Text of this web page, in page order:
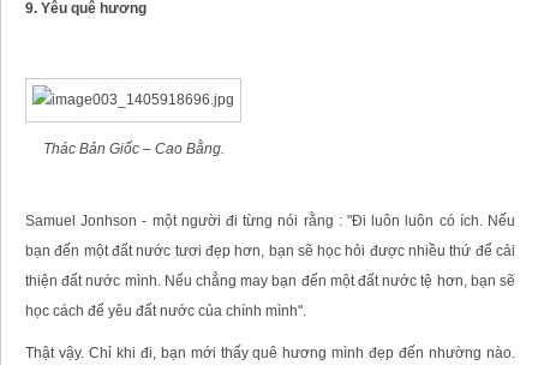
9. Yêu quê hương
Thác Bản Giốc – Cao Bằng.
Samuel Jonhson - một người đi từng nói rằng : "Đi luôn luôn có ích. Nếu
bạn đến một đất nước tươi đẹp hơn, bạn sẽ học hỏi được nhiều thứ để cải
thiện đất nước mình. Nếu chẳng may bạn đến một đất nước tệ hơn, bạn sẽ
học cách để yêu đất nước của chính mình".
Thật vậy. Chỉ khi đi, bạn mới thấy quê hương mình đẹp đến nhường nào.